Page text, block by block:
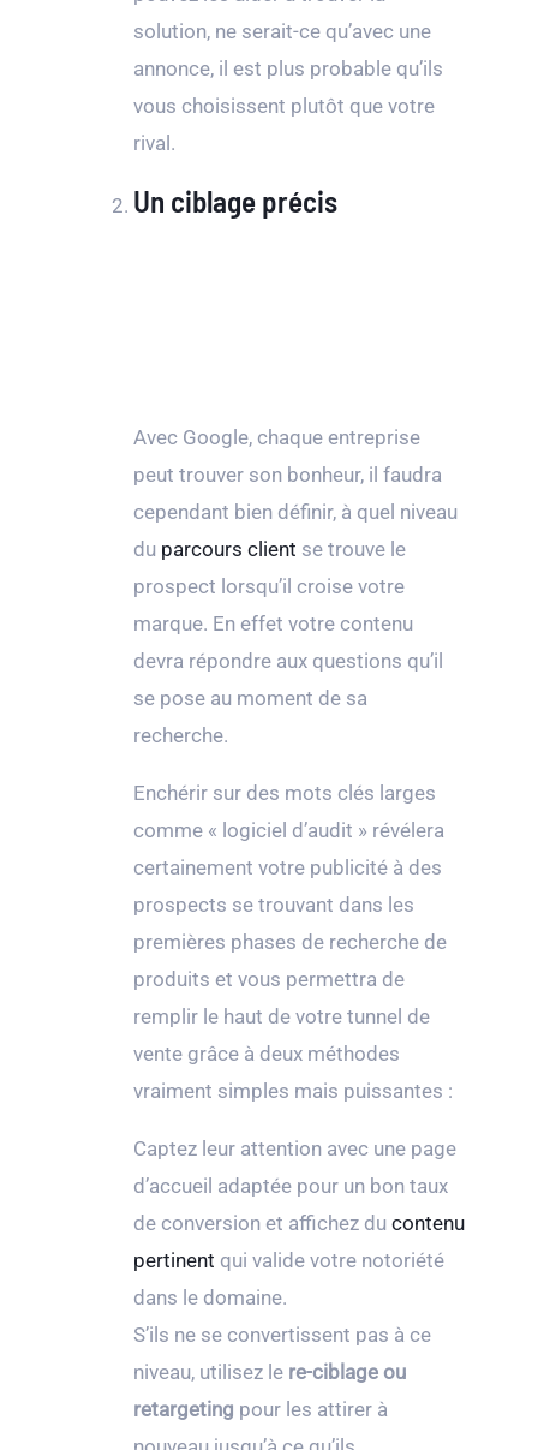
solution, ne serait-ce qu’avec une
annonce, il est plus probable qu’ils
vous choisissent plutôt que votre
rival.
Un ciblage précis
Avec Google, chaque entreprise
peut trouver son bonheur, il faudra
cependant bien définir, à quel niveau
du parcours client se trouve le
prospect lorsqu’il croise votre
marque. En effet votre contenu
devra répondre aux questions qu’il
se pose au moment de sa
recherche.
Enchérir sur des mots clés larges
comme « logiciel d’audit » révélera
certainement votre publicité à des
prospects se trouvant dans les
premières phases de recherche de
produits et vous permettra de
remplir le haut de votre tunnel de
vente grâce à deux méthodes
vraiment simples mais puissantes :
Captez leur attention avec une page
d’accueil adaptée pour un bon taux
de conversion et affichez ducontenu
pertinent qui valide votre notoriété
dans le domaine.
S’ils ne se convertissent pas à ce
niveau, utilisez le re-ciblage ou
retargeting pour les attirer à